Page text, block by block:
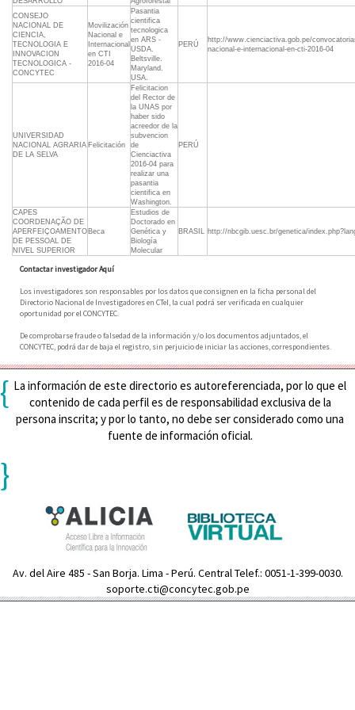
CONSEJO
NACIONAL DE
CIENCIA,
TECNOLOGIA E
INNOVACION
TECNOLOGICA -
CONCYTEC
Movilización
Nacional e
Internacional
en CTI
2016-04
Pasantia
cientifica
tecnologica
en ARS -
USDA.
Beltsville.
Maryland.
USA.
PERÚ
http://www.cienciactiva.gob.pe/
nacional-e-internacional-en-cti-2016-04
UNIVERSIDAD
NACIONAL AGRARIA
DE LA SELVA
Felicitación
Felicitacion
del Rector de
la UNAS por
haber sido
acreedor de la
subvencion
de
Cienciactiva
2016-04 para
realizar una
pasantia
cientifica en
Washington.
PERÚ
CAPES
COORDENAÇÃO DE
APERFEIÇOAMENTO
DE PESSOAL DE
NIVEL SUPERIOR
Beca
Estudios de
Doctorado en
Genética y
Biología
Molecular
BRASIL http://nbcgib.uesc.br/genetica/
Contactar investigador Aquí
Los investigadores son responsables por los datos que consignen en la ficha personal del
Directorio Nacional de Investigadores en CTeI, la cual podrá ser verificada en cualquier
oportunidad por el CONCYTEC.
De comprobarse fraude o falsedad de la información y/o los documentos adjuntados, el
CONCYTEC, podrá dar de baja el registro, sin perjuicio de iniciar las acciones, correspondientes.
{ La información de este directorio es autoreferenciada, por lo que el
contenido de cada perfil es de responsabilidad exclusiva de la
persona inscrita; y por lo tanto, no debe ser considerado como una
fuente de información oficial.
}
Av. del Aire 485 - San Borja. Lima - Perú. Central Telef.: 0051-1-399-0030.
soporte.cti@concytec.gob.pe